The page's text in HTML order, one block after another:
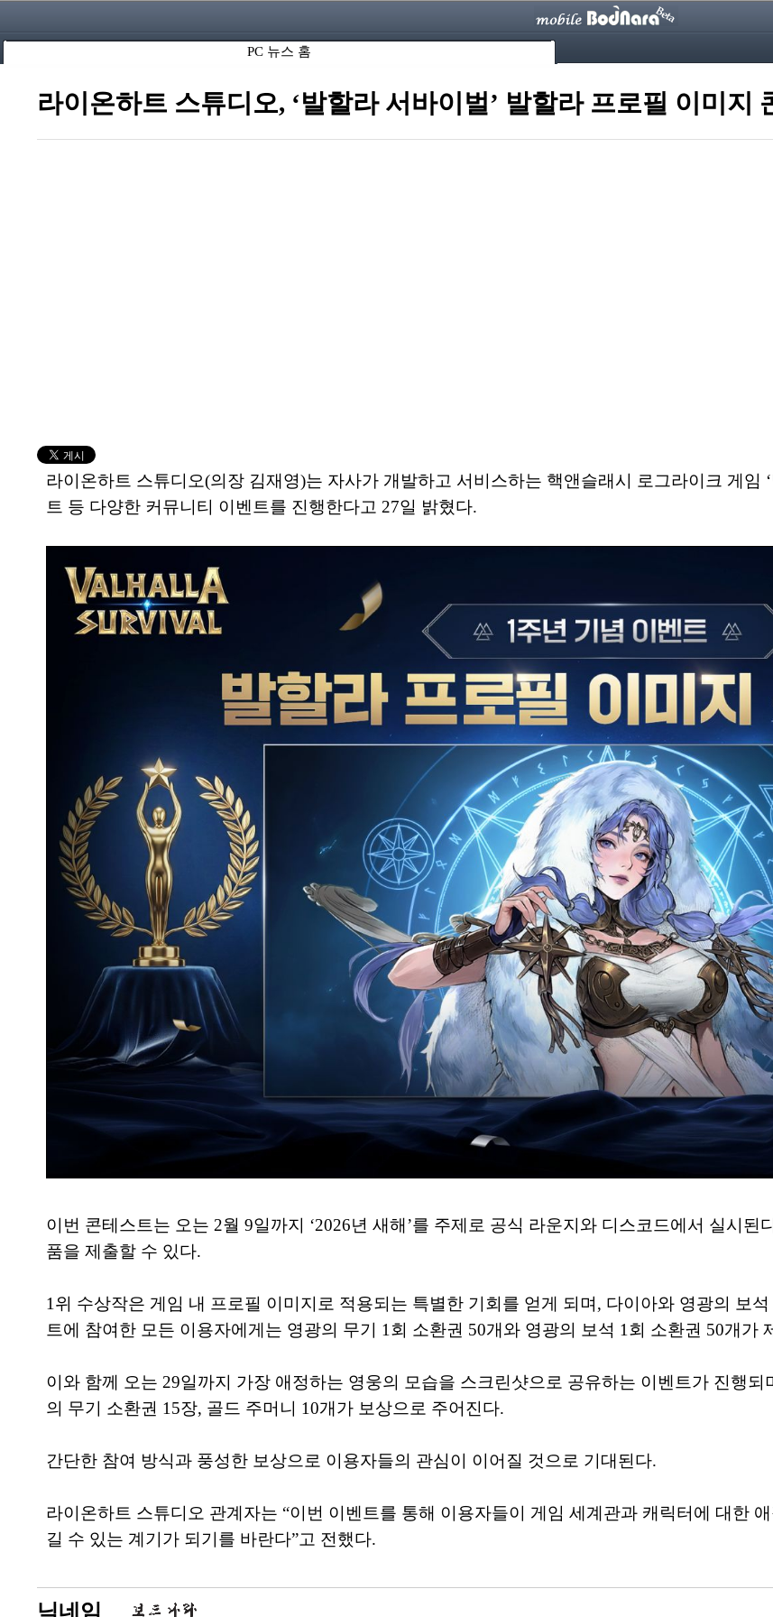
PC 뉴스 홈
라이온하트 스튜디오, ‘발할라 서바이벌’ 발할라 프로필 이미지
라이온하트 스튜디오(의장 김재영)는 자사가 개발하고 서비스하는 핵앤슬래시 로그라이크 게임
트 등 다양한 커뮤니티 이벤트를 진행한다고 27일 밝혔다.
이번 콘테스트는 오는 2월 9일까지 ‘2026년 새해’를 주제로 공식 라운지와 디스코드에서 실시된
품을 제출할 수 있다.
1위 수상작은 게임 내 프로필 이미지로 적용되는 특별한 기회를 얻게 되며, 다이아와 영광의 보
트에 참여한 모든 이용자에게는 영광의 무기 1회 소환권 50개와 영광의 보석 1회 소환권 50개가
이와 함께 오는 29일까지 가장 애정하는 영웅의 모습을 스크린샷으로 공유하는 이벤트가 진행
의 무기 소환권 15장, 골드 주머니 10개가 보상으로 주어진다.
간단한 참여 방식과 풍성한 보상으로 이용자들의 관심이 이어질 것으로 기대된다.
라이온하트 스튜디오 관계자는 “이번 이벤트를 통해 이용자들이 게임 세계관과 캐릭터에 대한
길 수 있는 계기가 되기를 바란다”고 전했다.
닉네임